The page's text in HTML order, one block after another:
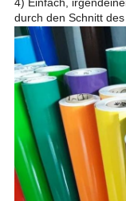
4) Einfach,
durch den Schnitt